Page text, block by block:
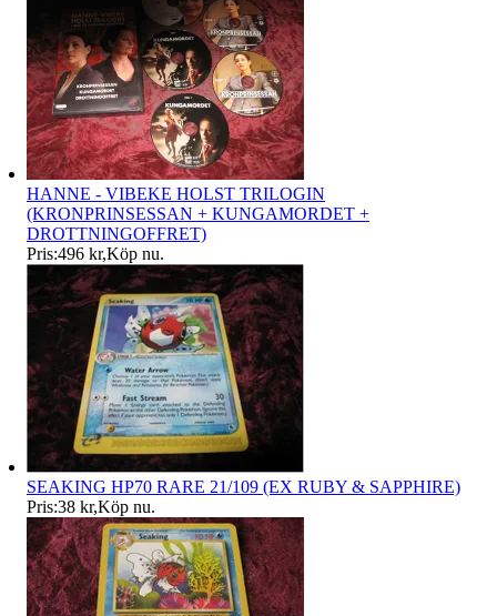
HANNE - VIBEKE HOLST TRILOGIN
(KRONPRINSESSAN + KUNGAMORDET +
DROTTNINGOFFRET)
Pris:496 kr,Köp nu.
SEAKING HP70 RARE 21/109 (EX RUBY & SAPPHIRE)
Pris:38 kr,Köp nu.